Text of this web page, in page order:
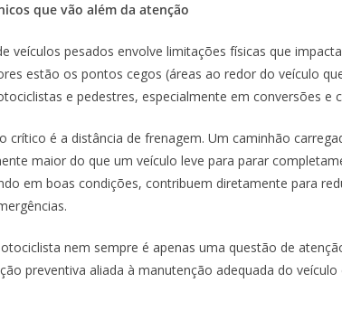
que vão além da atenção
veículos pesados envolve limitações físicas que
estão os pontos cegos (áreas ao redor do veículo
e pedestres, especialmente em conversões e
crítico é a distância de frenagem. Um caminhão
maior do que um veículo leve para parar
em boas condições, contribuem diretamente para
nem sempre é apenas uma questão de
preventiva aliada à manutenção adequada do